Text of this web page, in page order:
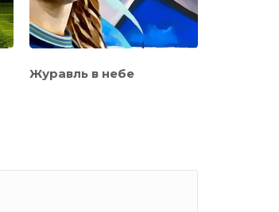
Журавль в небе